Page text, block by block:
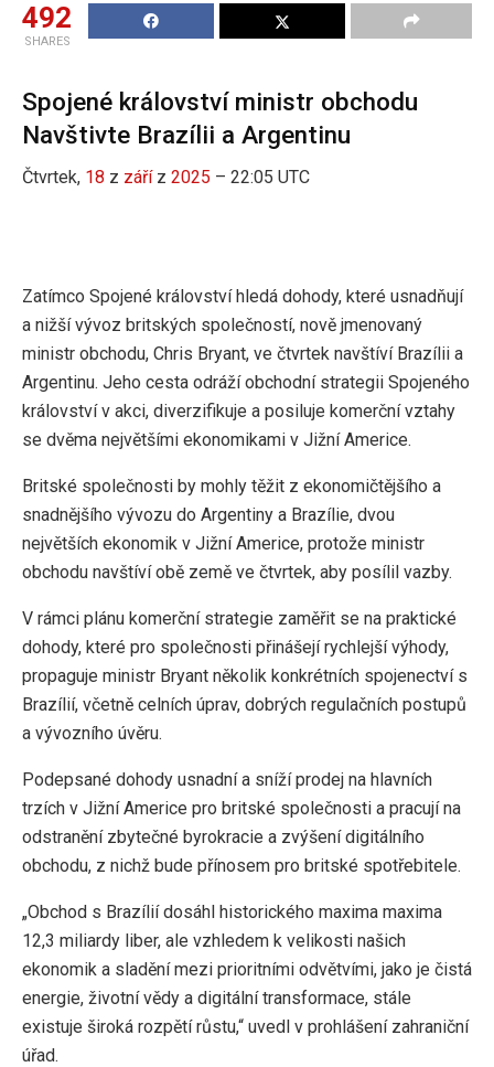
492
SHARES
Spojené království ministr obchodu
Navštivte Brazílii a Argentinu
Čtvrtek, 18 z záříz 2025 – 22:05 UTC
Zatímco Spojené království hledá dohody, které usnadňují
a nižší vývoz britských společností, nově jmenovaný
ministr obchodu, Chris Bryant, ve čtvrtek navštíví Brazílii a
Argentinu. Jeho cesta odráží obchodní strategii Spojeného
království v akci, diverzifikuje a posiluje komerční vztahy
se dvěma největšími ekonomikami v Jižní Americe.
Britské společnosti by mohly těžit z ekonomičtějšího a
snadnějšího vývozu do Argentiny a Brazílie, dvou
největších ekonomik v Jižní Americe, protože ministr
obchodu navštíví obě země ve čtvrtek, aby posílil vazby.
V rámci plánu komerční strategie zaměřit se na praktické
dohody, které pro společnosti přinášejí rychlejší výhody,
propaguje ministr Bryant několik konkrétních spojenectví s
Brazílií, včetně celních úprav, dobrých regulačních postupů
a vývozního úvěru.
Podepsané dohody usnadní a sníží prodej na hlavních
trzích v Jižní Americe pro britské společnosti a pracují na
odstranění zbytečné byrokracie a zvýšení digitálního
obchodu, z nichž bude přínosem pro britské spotřebitele.
„Obchod s Brazílií dosáhl historického maxima maxima
12,3 miliardy liber, ale vzhledem k velikosti našich
ekonomik a sladění mezi prioritními odvětvími, jako je čistá
energie, životní vědy a digitální transformace, stále
existuje široká rozpětí růstu,“ uvedl v prohlášení zahraniční
úřad.